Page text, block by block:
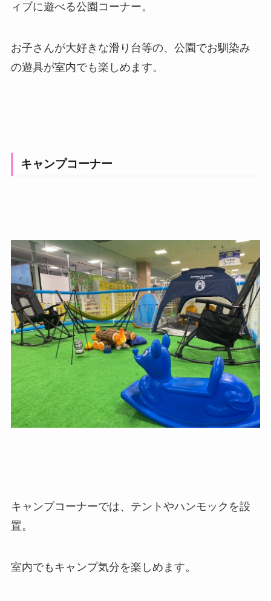
ィブに遊べる公園コーナー。
お子さんが大好きな滑り台等の、公園でお馴染み
の遊具が室内でも楽しめます。
キャンプコーナー
キャンプコーナーでは、テントやハンモックを設
置。
室内でもキャンプ気分を楽しめます。